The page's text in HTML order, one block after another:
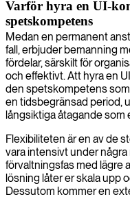
Varför hyra en UI-
spetskompetens
Medan en permanent
fall, erbjuder bemanning
fördelar, särskilt för
och effektivt. Att hyra en
den spetskompetens
en tidsbegränsad period,
långsiktiga åtagande som
Flexibiliteten är en av de
vara intensivt under
förvaltningsfas med lägre
lösning låter er skala upp
Dessutom kommer en